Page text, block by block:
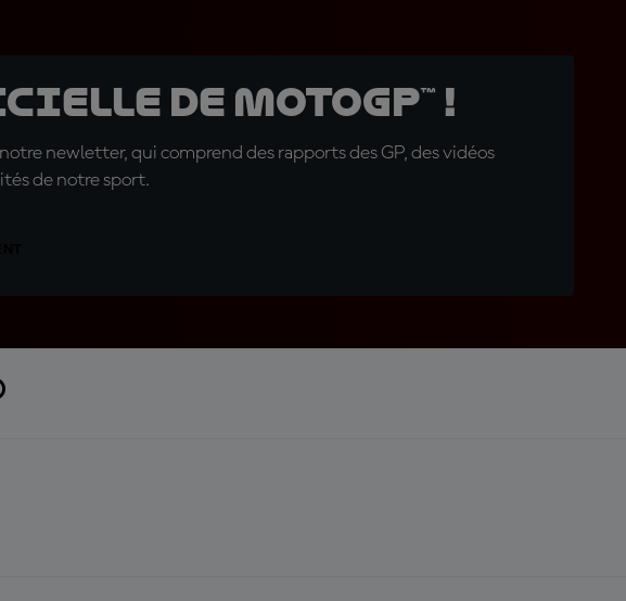
de MotoGP™ !
newletter, qui comprend des rapports des GP, des vidéos
de notre sport.